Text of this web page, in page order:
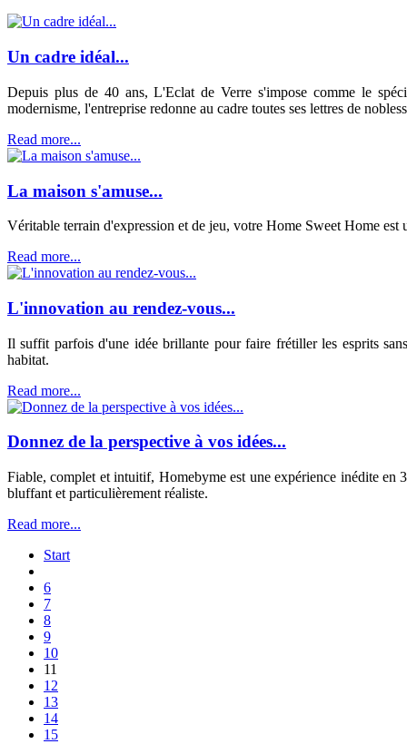
Un cadre idéal...
Depuis plus de 40 ans, L'Eclat de Verre s'impose comme le
modernisme, l'entreprise redonne au cadre toutes ses lettres de
Read more...
La maison s'amuse...
Véritable terrain d'expression et de jeu, votre Home Sweet Home
Read more...
L'innovation au rendez-vous...
Il suffit parfois d'une idée brillante pour faire frétiller les esprits
habitat.
Read more...
Donnez de la perspective à vos idées...
Fiable, complet et intuitif, Homebyme est une expérience inédite
bluffant et particulièrement réaliste.
Read more...
Start
6
7
8
9
10
11
12
13
14
15